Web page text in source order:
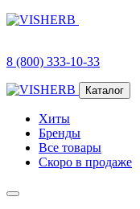
8 (800) 333-10-33
Каталог
Хиты
Бренды
Все товары
Скоро в продаже